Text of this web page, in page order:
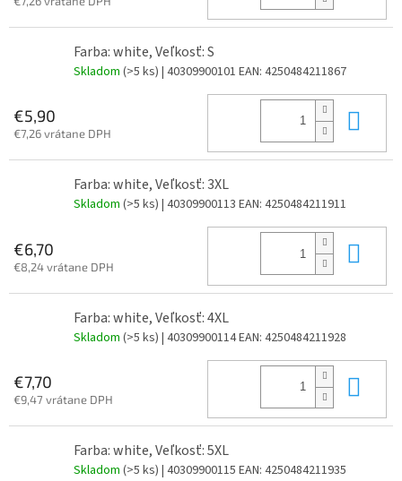
Farba: white, Veľkosť: S
Skladom (>5 ks) | 40309900101 EAN: 4250484211867
€5,90
€7,26 vrátane DPH
Farba: white, Veľkosť: 3XL
Skladom (>5 ks) | 40309900113 EAN: 4250484211911
€6,70
€8,24 vrátane DPH
Farba: white, Veľkosť: 4XL
Skladom (>5 ks) | 40309900114EAN: 4250484211928
€7,70
€9,47 vrátane DPH
Farba: white, Veľkosť: 5XL
Skladom (>5 ks) | 40309900115 EAN: 4250484211935